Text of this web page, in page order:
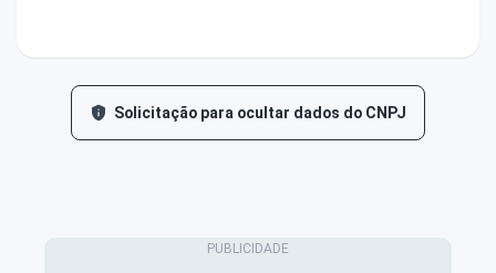
Solicitação para ocultar dados do CNPJ